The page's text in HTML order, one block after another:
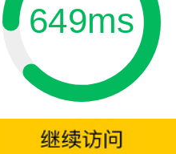
649ms